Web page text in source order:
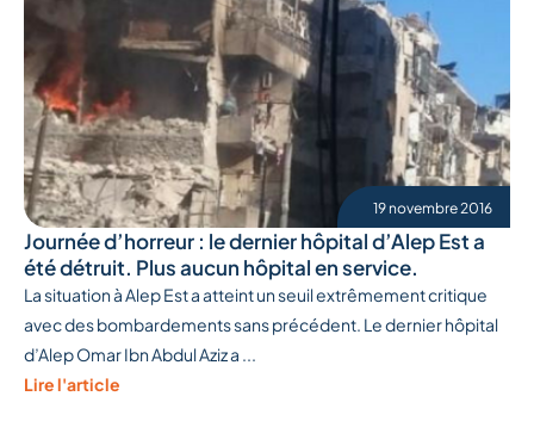
19 novembre 2016
Journée d’horreur : le dernier hôpital d’Alep Est a
été détruit. Plus aucun hôpital en service.
La situation à Alep Est a atteint un seuil extrêmement critique
avec des bombardements sans précédent. Le dernier hôpital
d’Alep Omar Ibn Abdul Aziz a ...
Lire l'article